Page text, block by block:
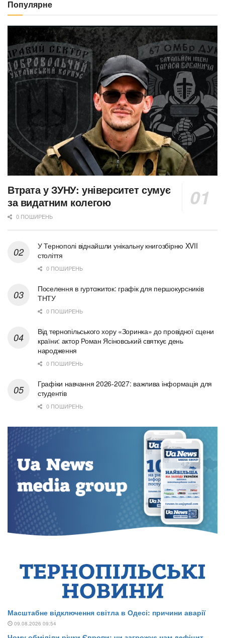
Популярне
Втрата у ЗУНУ: університет сумує
за видатним колегою
0 ПОШИРЕНЬ
У Тернополі віднайшли унікальну книгозбірню XVII
століття
0 ПОШИРЕНЬ
Поселення в гуртожиток: графік для першокурсників
ТНТУ
0 ПОШИРЕНЬ
Від тернопільського хору «Зоринка» до провідної сцени
країни: актор Роман Ясіновський святкує день
народження
0 ПОШИРЕНЬ
Графіки навчання 2026-2027: важлива інформація для
студентів
0 ПОШИРЕНЬ